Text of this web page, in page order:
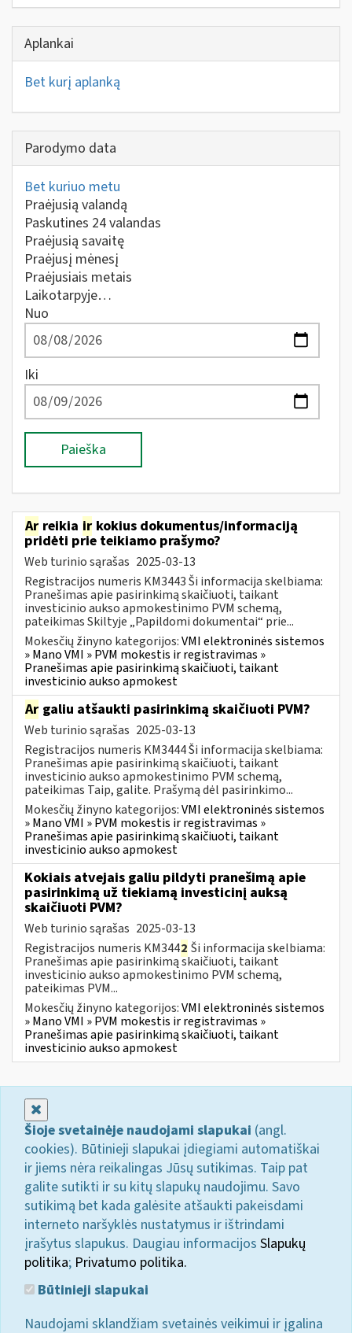
Aplankai
Bet kurį aplanką
Parodymo data
Bet kuriuo metu
Praėjusią valandą
Paskutines 24 valandas
Praėjusią savaitę
Praėjusį mėnesį
Praėjusiais metais
Laikotarpyje…
Nuo
Iki
Paieška
Ar reikia ir kokius dokumentus/informaciją
pridėti prie teikiamo prašymo?
Web turinio sąrašas 2025-03-13
Registracijos numeris KM3443 Ši informacija skelbiama:
Pranešimas apie pasirinkimą skaičiuoti, taikant
investicinio aukso apmokestinimo PVM schemą,
pateikimas Skiltyje „Papildomi dokumentai“ prie...
Mokesčių žinyno kategorijos:VMI elektroninės sistemos
» Mano VMI » PVM mokestis ir registravimas »
Pranešimas apie pasirinkimą skaičiuoti, taikant
investicinio aukso apmokest
Ar galiu atšaukti pasirinkimą skaičiuoti PVM?
Web turinio sąrašas 2025-03-13
Registracijos numeris KM3444 Ši informacija skelbiama:
Pranešimas apie pasirinkimą skaičiuoti, taikant
investicinio aukso apmokestinimo PVM schemą,
pateikimas Taip, galite. Prašymą dėl pasirinkimo...
Mokesčių žinyno kategorijos:VMI elektroninės sistemos
» Mano VMI » PVM mokestis ir registravimas »
Pranešimas apie pasirinkimą skaičiuoti, taikant
investicinio aukso apmokest
Kokiais atvejais galiu pildyti pranešimą apie
pasirinkimą už tiekiamą investicinį auksą
skaičiuoti PVM?
Web turinio sąrašas 2025-03-13
Registracijos numeris KM3442 Ši informacija skelbiama:
Pranešimas apie pasirinkimą skaičiuoti, taikant
investicinio aukso apmokestinimo PVM schemą,
pateikimas PVM...
Mokesčių žinyno kategorijos:VMI elektroninės sistemos
» Mano VMI » PVM mokestis ir registravimas »
Pranešimas apie pasirinkimą skaičiuoti, taikant
investicinio aukso apmokest
Šioje svetainėje naudojami slapukai (angl.
cookies). Būtinieji slapukai įdiegiami automatiškai
ir jiems nėra reikalingas Jūsų sutikimas. Taip pat
galite sutikti ir su kitų slapukų naudojimu. Savo
sutikimą bet kada galėsite atšaukti pakeisdami
interneto naršyklės nustatymus ir ištrindami
įrašytus slapukus. Daugiau informacijos Slapukų
politika; Privatumo politika.
Būtinieji slapukai
Naudojami sklandžiam svetainės veikimui ir įgalina